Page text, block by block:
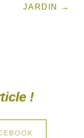
JARDIN
!